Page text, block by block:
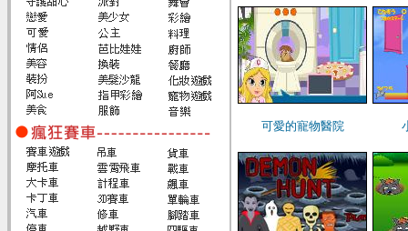
可愛的寵物醫院